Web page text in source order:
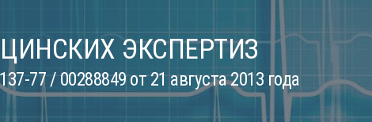
ЭКСПЕРТИЗ
77 / 00288849 от 21 августа 2013 года